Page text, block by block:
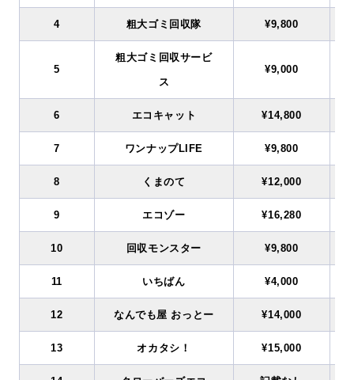
4 粗大ゴミ回収隊 ¥9,800
5
粗大ゴミ回収サービ
ス
¥9,000
6 エコキャット ¥14,800
7 ワンナップLIFE ¥9,800
8 くまのて ¥12,000
9 エコゾー ¥16,280
10 回収モンスター ¥9,800
11 いちばん ¥4,000
12 なんでも屋 おっとー ¥14,000
13 オカタシ！ ¥15,000